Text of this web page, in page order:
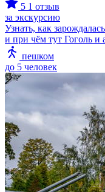
5 1 отзыв
за экскурсию
Узнать, как
и при чём тут Гоголь и
пешком
до 5 человек